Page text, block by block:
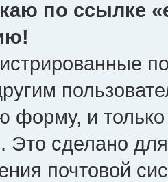
по ссылке
форму, и
Это сделано
почтовой